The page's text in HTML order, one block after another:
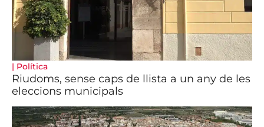
| Política
Riudoms, sense caps de llista a un any de les
eleccions municipals